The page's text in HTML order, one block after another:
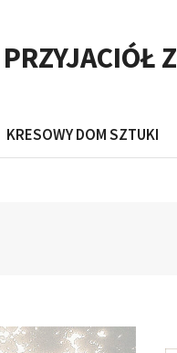
KRESOWY DOM SZTUKI